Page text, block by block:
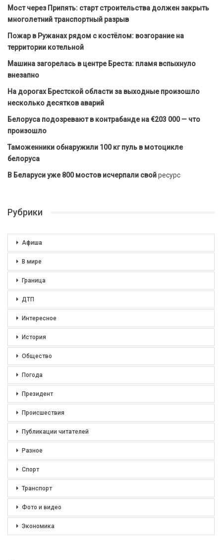
Мост через Припять: старт строительства должен закрыть
многолетний транспортный разрыв
Пожар в Ружанах рядом с костёлом: возгорание на
территории котельной
Машина загорелась в центре Бреста: пламя вспыхнуло
внезапно
На дорогах Брестской области за выходные произошло
несколько десятков аварий
Белоруса подозревают в контрабанде на €203 000 — что
произошло
Таможенники обнаружили 100 кг пуль в мотоцикле
белоруса
В Беларуси уже 800 мостов исчерпали свойресурс
Рубрики
Афиша
В мире
Граница
ДТП
Интересное
История
Общество
Погода
Президент
Происшествия
Публикации читателей
Разное
Спорт
Транспорт
Фото и видео
Экономика